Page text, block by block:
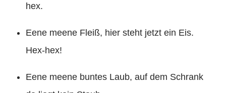
hex.
Eene meene Fleiß, hier steht jetzt ein Eis.
Hex-hex!
Eene meene buntes Laub, auf dem Schrank